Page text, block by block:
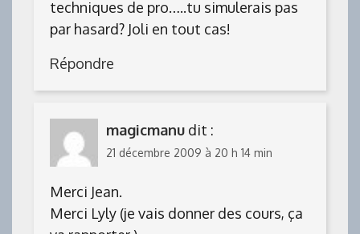
techniques de pro…..tu simulerais pas
par hasard? Joli en tout cas!
Répondre
magicmanu dit :
21 décembre 2009 à 20 h 14 min
Merci Jean.
Merci Lyly (je vais donner des cours, ça